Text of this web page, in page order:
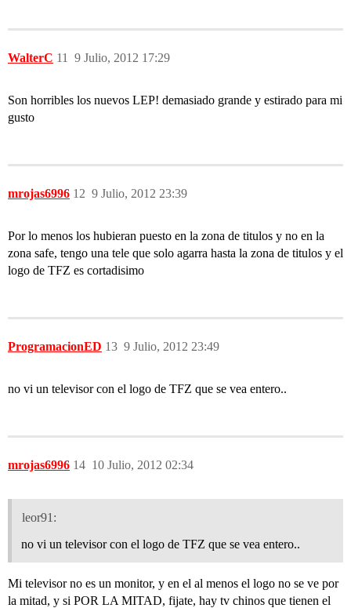
WalterC 9 Julio, 2012 17:29
11
Son horribles los nuevos LEP! demasiado grande y estirado para mi
gusto
mrojas6996 9 Julio, 2012 23:39
12
Por lo menos los hubieran puesto en la zona de titulos y no en la
zona safe, tengo una tele que solo agarra hasta la zona de titulos y el
logo de TFZ es cortadisimo
ProgramacionED 9 Julio, 2012 23:49
13
no vi un televisor con el logo de TFZ que se vea entero..
mrojas6996 10 Julio, 2012 02:34
14
leor91:
no vi un televisor con el logo de TFZ que se vea entero..
Mi televisor no es un monitor, y en el al menos el logo no se ve por
la mitad, y si POR LA MITAD, fijate, hay tv chinos que tienen el